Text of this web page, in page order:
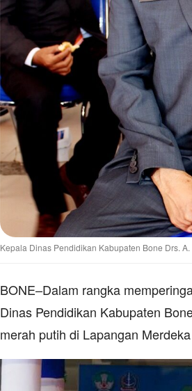
Kepala Dinas Pendidikan Kabupaten Bone Drs.
BONE–Dalam rangka
Dinas Pendidikan Kabupaten
merah putih di Lapangan